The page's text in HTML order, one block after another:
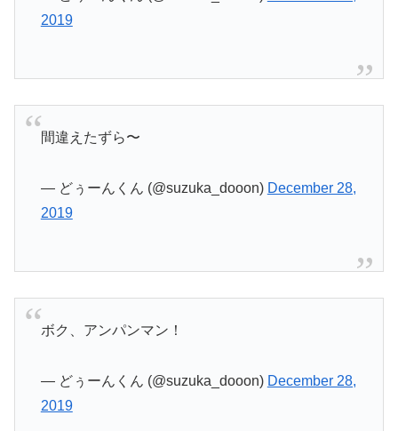
2019
間違えたずら〜
— どぅーんくん (@suzuka_dooon) December 28,
2019
ボク、アンパンマン！
— どぅーんくん (@suzuka_dooon) December 28,
2019